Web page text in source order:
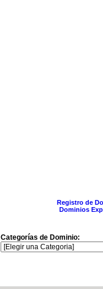
Registro de
Dominios
Categorías de Dominio: